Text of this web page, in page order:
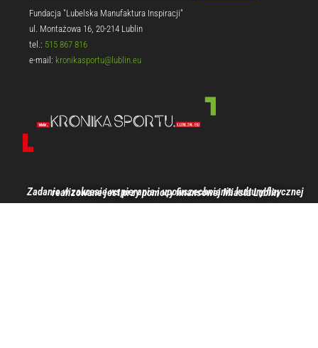
Fundacja "Lubelska Manufaktura Inspiracji"
ul. Montażowa 16, 20-214 Lublin
tel.: 515 867 816
e-mail: kronikasportu@lublin.eu
Zadanie w zakresie wspierania i upowszechniania kultury fizycznej realizowane jest przy pomocy finansowej Miasta Lublin